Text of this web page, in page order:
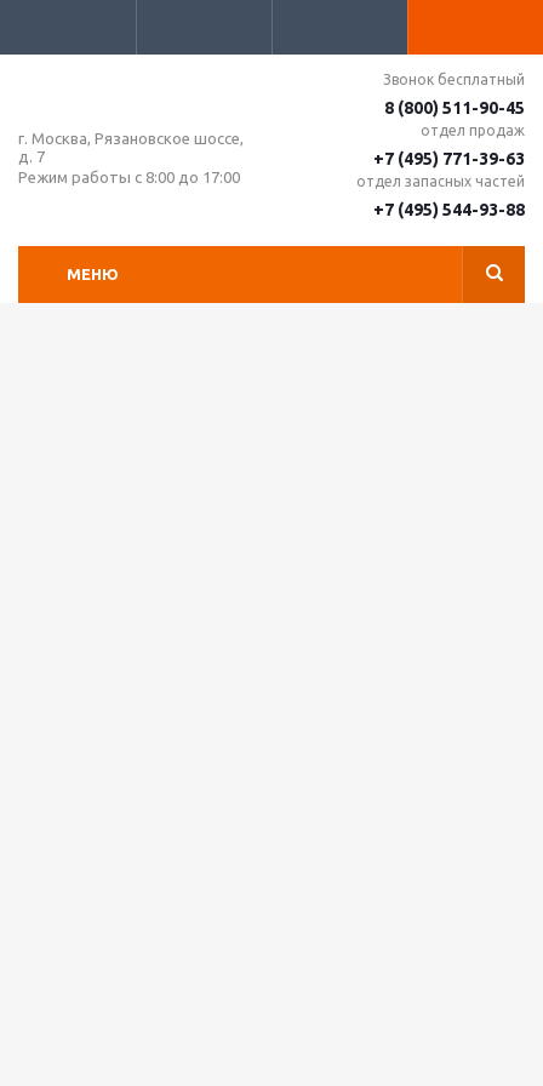
г. Москва, Рязановское шоссе,
д. 7
Режим работы с 8:00 до 17:00
Звонок бесплатный
8 (800) 511-90-45
отдел продаж
+7 (495) 771-39-63
отдел запасных частей
+7 (495) 544-93-88
МЕНЮ